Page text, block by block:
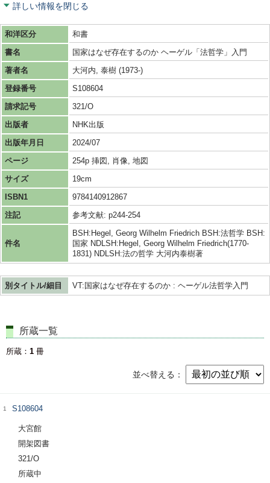
詳しい情報を閉じる
和洋区分
和書
書名
国家はなぜ存在するのか ヘーゲル「法哲学」入門
著者名
大河内, 泰樹 (1973-)
登録番号
S108604
請求記号
321/O
出版者
NHK出版
出版年月日
2024/07
ページ
254p 挿図, 肖像, 地図
サイズ
19cm
ISBN1
9784140912867
注記
参考文献: p244-254
件名
BSH:Hegel, Georg Wilhelm Friedrich BSH:法哲学 BSH:
国家 NDLSH:Hegel, Georg Wilhelm Friedrich(1770-
1831) NDLSH:法の哲学 大河内泰樹著
別タイトル/細目 VT:国家はなぜ存在するのか : ヘーゲル法哲学入門
所蔵一覧
所蔵 1 冊
並べ替える
1 S108604
大宮館
開架図書
321/O
所蔵中